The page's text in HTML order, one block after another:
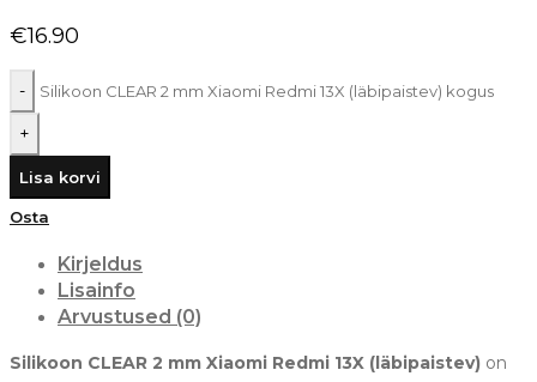
€16.90
Silikoon CLEAR 2 mm Xiaomi Redmi 13X (läbipaistev) kogus
Lisa korvi
Osta
Kirjeldus
Lisainfo
Arvustused (0)
Silikoon CLEAR 2 mm Xiaomi Redmi 13X (läbipaistev) on